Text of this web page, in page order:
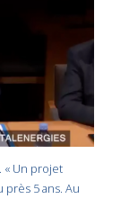
« Un projet
près 5 ans. Au